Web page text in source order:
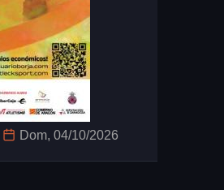
Dom, 04/10/2026